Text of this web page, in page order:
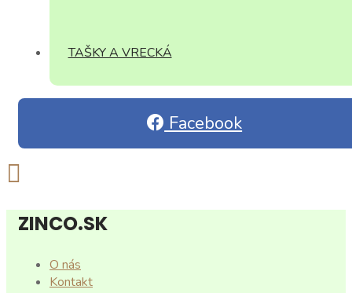
TAŠKY A VRECKÁ
Facebook
ZINCO.SK
O nás
Kontakt